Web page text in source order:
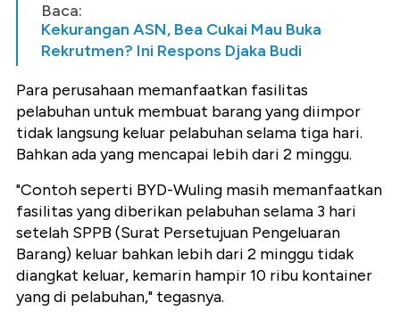
Baca:
Kekurangan ASN, Bea Cukai Mau Buka
Rekrutmen? Ini Respons Djaka Budi
Para perusahaan memanfaatkan fasilitas
pelabuhan untuk membuat barang yang diimpor
tidak langsung keluar pelabuhan selama tiga hari.
Bahkan ada yang mencapai lebih dari 2 minggu.
"Contoh seperti BYD-Wuling masih memanfaatkan
fasilitas yang diberikan pelabuhan selama 3 hari
setelah SPPB (Surat Persetujuan Pengeluaran
Barang) keluar bahkan lebih dari 2 minggu tidak
diangkat keluar, kemarin hampir 10 ribu kontainer
yang di pelabuhan," tegasnya.